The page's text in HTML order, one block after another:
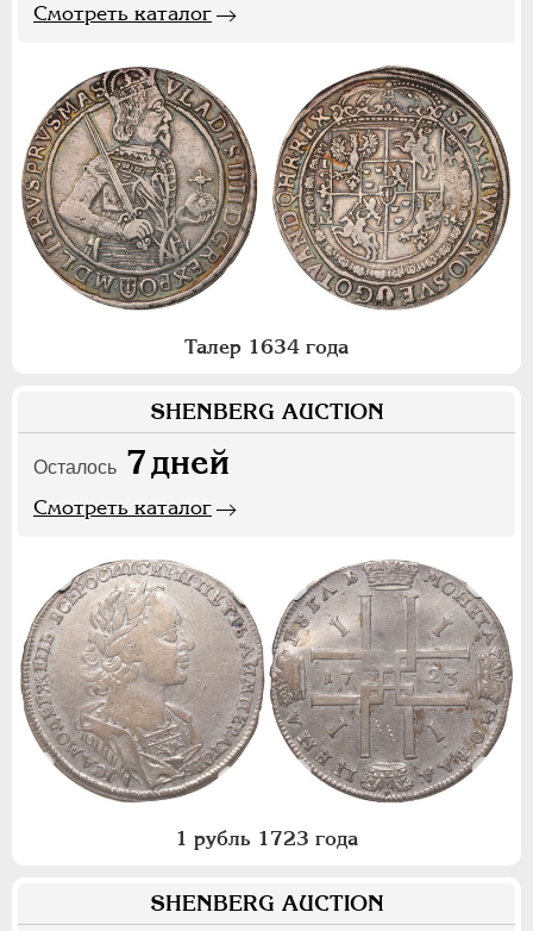
Смотреть каталог
Талер 1634 года
SHENBERG AUCTION
Осталось 7дней
Смотреть каталог
1 рубль 1723 года
SHENBERG AUCTION